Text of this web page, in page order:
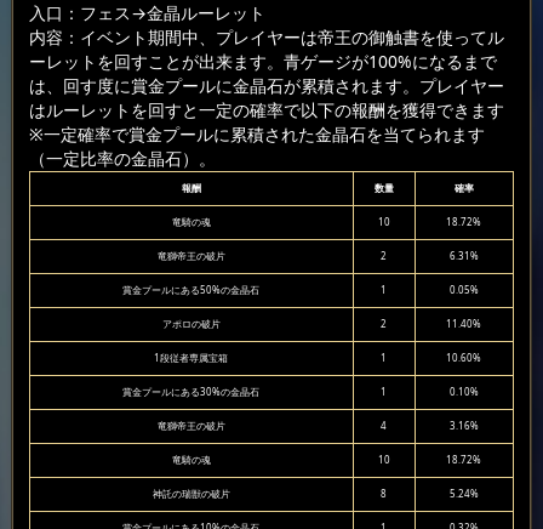
入口：フェス→金晶ルーレット
内容：イベント期間中、プレイヤーは帝王の御触書を使ってル
ーレットを回すことが出来ます。青ゲージが100%になるまで
は、回す度に賞金プールに金晶石が累積されます。プレイヤー
はルーレットを回すと一定の確率で以下の報酬を獲得できます
※一定確率で賞金プールに累積された金晶石を当てられます
（一定比率の金晶石）。
報酬 数量 確率
竜騎の魂 10 18.72%
竜獅帝王の破片 2 6.31%
賞金プールにある50%の金晶石 1 0.05%
アポロの破片 2 11.40%
1段従者専属宝箱 1 10.60%
賞金プールにある30%の金晶石 1 0.10%
竜獅帝王の破片 4 3.16%
竜騎の魂 10 18.72%
神託の瑞獣の破片 8 5.24%